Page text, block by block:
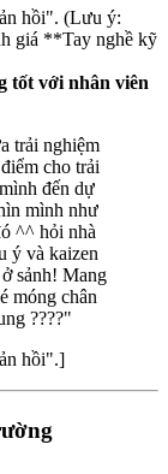
hồi". (Lưu ý:
giá **Tay nghề kỹ
tốt với nhân viên
trải nghiệm
cho trải
đến dự
mình như
^^ hỏi nhà
ý và kaizen
sảnh! Mang
móng chân
????"
hồi".]